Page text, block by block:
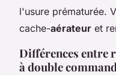
l'usure prématurée.
cache-aérateur et
Différences entre
à double